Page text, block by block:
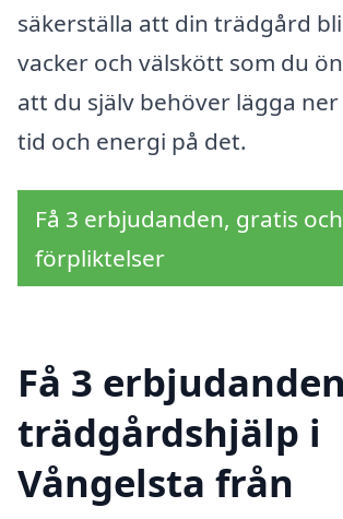
säkerställa att din trädgård
vacker och välskött som du
att du själv behöver lägga ner
tid och energi på det.
Få 3 erbjudanden, gratis
förpliktelser
Få 3
trädgårdshjälp i
Vångelsta från